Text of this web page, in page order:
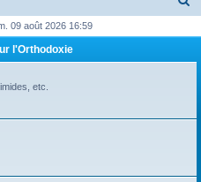
h
09 août 2026 16:59
l'Orthodoxie
etc.